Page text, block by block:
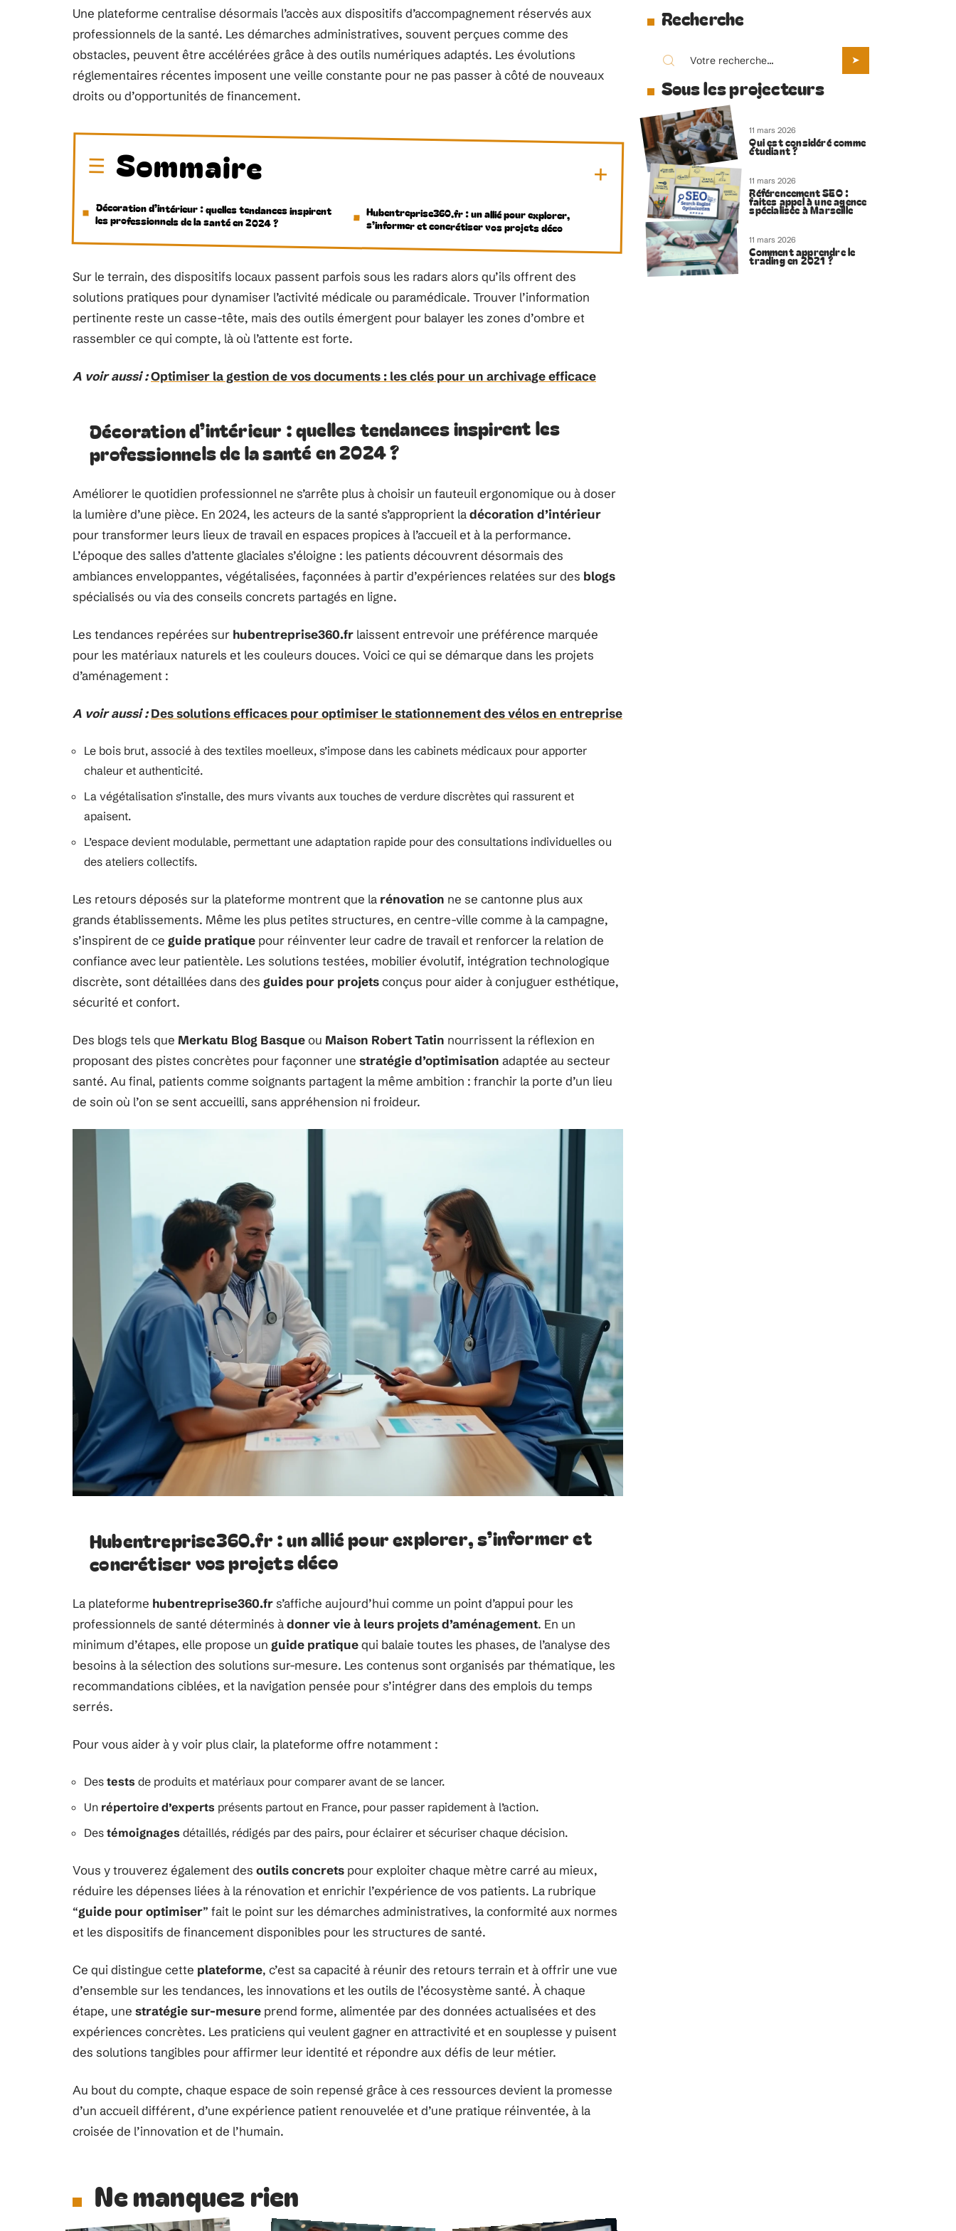
Une plateforme centralise désormais l’accès aux dispositifs d’accompagnement réservés aux
professionnels de la santé. Les démarches administratives, souvent perçues comme des
obstacles, peuvent être accélérées grâce à des outils numériques adaptés. Les évolutions
réglementaires récentes imposent une veille constante pour ne pas passer à côté de nouveaux
droits ou d’opportunités de financement.
Sommaire
Décoration d’intérieur : quelles tendances inspirent
les professionnels de la santé en 2024 ? Hubentreprise360.fr : un allié pour explorer,
s’informer et concrétiser vos projets déco
Sur le terrain, des dispositifs locaux passent parfois sous les radars alors qu’ils offrent des
solutions pratiques pour dynamiser l’activité médicale ou paramédicale. Trouver l’information
pertinente reste un casse-tête, mais des outils émergent pour balayer les zones d’ombre et
rassembler ce qui compte, là où l’attente est forte.
A voir aussi :Optimiser la gestion de vos documents : les clés pour un archivage efficace
Décoration d’intérieur : quelles tendances inspirent les
professionnels de la santé en 2024 ?
Améliorer le quotidien professionnel ne s’arrête plus à choisir un fauteuil ergonomique ou à doser
la lumière d’une pièce. En 2024, les acteurs de la santé s’approprient ladécoration d’intérieur
pour transformer leurs lieux de travail en espaces propices à l’accueil et à la performance.
L’époque des salles d’attente glaciales s’éloigne : les patients découvrent désormais des
ambiances enveloppantes, végétalisées, façonnées à partir d’expériences relatées sur des blogs
spécialisés ou via des conseils concrets partagés en ligne.
Les tendances repérées sur hubentreprise360.fr laissent entrevoir une préférence marquée
pour les matériaux naturels et les couleurs douces. Voici ce qui se démarque dans les projets
d’aménagement :
A voir aussi : Des solutions efficaces pour optimiser le stationnement des vélos en entreprise
Le bois brut, associé à des textiles moelleux, s’impose dans les cabinets médicaux pour apporter
chaleur et authenticité.
La végétalisation s’installe, des murs vivants aux touches de verdure discrètes qui rassurent et
apaisent.
L’espace devient modulable, permettant une adaptation rapide pour des consultations individuelles ou
des ateliers collectifs.
Les retours déposés sur la plateforme montrent que la rénovation ne se cantonne plus aux
grands établissements. Même les plus petites structures, en centre-ville comme à la campagne,
s’inspirent de ce guide pratique pour réinventer leur cadre de travail et renforcer la relation de
confiance avec leur patientèle. Les solutions testées, mobilier évolutif, intégration technologique
discrète, sont détaillées dans des guides pour projetsconçus pour aider à conjuguer esthétique,
sécurité et confort.
Des blogs tels que Merkatu Blog Basqueou Maison Robert Tatin nourrissent la réflexion en
proposant des pistes concrètes pour façonner une stratégie d’optimisation adaptée au secteur
santé. Au final, patients comme soignants partagent la même ambition : franchir la porte d’un lieu
de soin où l’on se sent accueilli, sans appréhension ni froideur.
Hubentreprise360.fr : un allié pour explorer, s’informer et
concrétiser vos projets déco
La plateforme hubentreprise360.frs’affiche aujourd’hui comme un point d’appui pour les
professionnels de santé déterminés àdonner vie à leurs projets d’aménagement. En un
minimum d’étapes, elle propose un guide pratiquequi balaie toutes les phases, de l’analyse des
besoins à la sélection des solutions sur-mesure. Les contenus sont organisés par thématique, les
recommandations ciblées, et la navigation pensée pour s’intégrer dans des emplois du temps
serrés.
Pour vous aider à y voir plus clair, la plateforme offre notamment :
Des tests de produits et matériaux pour comparer avant de se lancer.
Un répertoire d’experts présents partout en France, pour passer rapidement à l’action.
Des témoignages détaillés, rédigés par des pairs, pour éclairer et sécuriser chaque décision.
Vous y trouverez également des outils concrets pour exploiter chaque mètre carré au mieux,
réduire les dépenses liées à la rénovation et enrichir l’expérience de vos patients. La rubrique
“guide pour optimiser” fait le point sur les démarches administratives, la conformité aux normes
et les dispositifs de financement disponibles pour les structures de santé.
Ce qui distingue cette plateforme, c’est sa capacité à réunir des retours terrain et à offrir une vue
d’ensemble sur les tendances, les innovations et les outils de l’écosystème santé. À chaque
étape, une stratégie sur-mesure prend forme, alimentée par des données actualisées et des
expériences concrètes. Les praticiens qui veulent gagner en attractivité et en souplesse y puisent
des solutions tangibles pour affirmer leur identité et répondre aux défis de leur métier.
Au bout du compte, chaque espace de soin repensé grâce à ces ressources devient la promesse
d’un accueil différent, d’une expérience patient renouvelée et d’une pratique réinventée, à la
croisée de l’innovation et de l’humain.
Ne manquez rien
Recherche
Sous les projecteurs
11 mars 2026
Qui est considéré comme
étudiant ?
11 mars 2026
Référencement SEO :
faites appel à une agence
spécialisée à Marseille
11 mars 2026
Comment apprendre le
trading en 2021 ?